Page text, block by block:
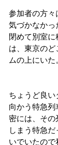
参加者の方々
気づかなかっ
閉めて別室
は、東京の
ムの上にいた
ちょうど良い
向かう特急
密には、その
しまう特急
いでいたので